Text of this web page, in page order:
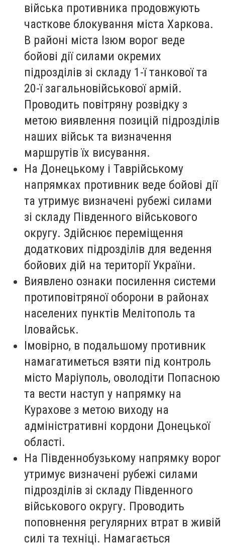
війська противника продовжують
часткове блокування міста Харкова.
В районі міста Ізюм ворог веде
бойові дії силами окремих
підрозділів зі складу 1-ї танкової та
20-ї загальновійськової армій.
Проводить повітряну розвідку з
метою виявлення позицій підрозділів
наших військ та визначення
маршрутів їх висування.
На Донецькому і Таврійському
напрямках противник веде бойові дії
та утримує визначені рубежі силами
зі складу Південного військового
округу. Здійснює переміщення
додаткових підрозділів для ведення
бойових дій на території України.
Виявлено ознаки посилення системи
протиповітряної оборони в районах
населених пунктів Мелітополь та
Іловайськ.
Імовірно, в подальшому противник
намагатиметься взяти під контроль
місто Маріуполь, оволодіти Попасною
та вести наступ у напрямку на
Курахове з метою виходу на
адміністративні кордони Донецької
області.
На Південнобузькому напрямку ворог
утримує визначені рубежі силами
підрозділів зі складу Південного
військового округу. Проводить
поповнення регулярних втрат в живій
силі та техніці. Намагається